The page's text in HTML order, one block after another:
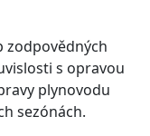
zodpovědných
s opravou
plynovodu
sezónách.